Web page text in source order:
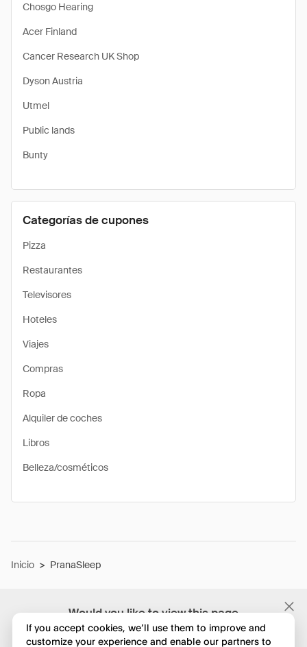
Would you like to view this page
in English?
Chosgo Hearing
Acer Finland
Cancer Research UK Shop
Dyson Austria
Utmel
Public lands
Bunty
Categorías de cupones
Pizza
Restaurantes
Televisores
Hoteles
Viajes
Compras
Ropa
Alquiler de coches
Libros
Belleza/cosméticos
Inicio > PranaSleep
If you accept cookies, we’ll use them to improve and
customize your experience and enable our partners to